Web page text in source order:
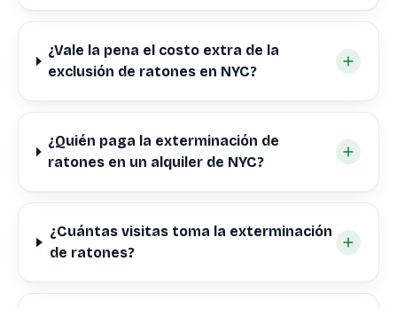
¿Vale la pena el costo extra de la
exclusión de ratones en NYC?
¿Quién paga la exterminación de
ratones en un alquiler de NYC?
¿Cuántas visitas toma la exterminación
de ratones?